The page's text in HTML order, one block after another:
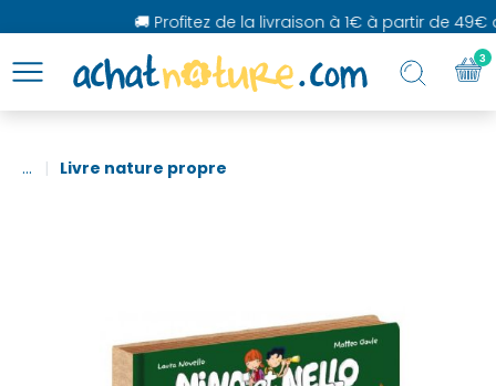
🚚 Profitez de la livraison à 1€ à partir de 49€
... Livre nature propre
3